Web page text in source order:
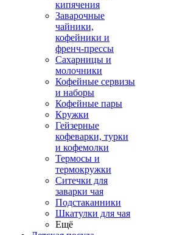
кипячения
Заварочные
чайники,
кофейники и
френч-прессы
Сахарницы и
молочники
Кофейные сервизы
и наборы
Кофейные пары
Кружки
Гейзерные
кофеварки, турки
и кофемолки
Термосы и
термокружки
Ситечки для
заварки чая
Подстаканники
Шкатулки для чая
Ещё